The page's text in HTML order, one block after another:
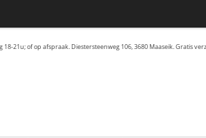
21u; of op afspraak. Diestersteenweg 106, 3680 Maaseik. Gratis